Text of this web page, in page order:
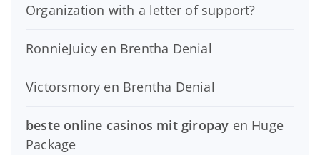
Organization with a letter of support?
RonnieJuicy en Brentha Denial
Victorsmory en Brentha Denial
beste online casinos mit giropay en Huge
Package